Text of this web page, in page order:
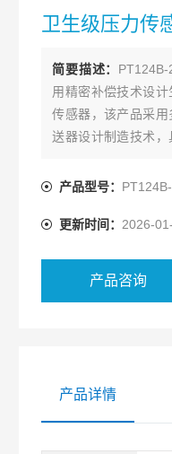
卫生级压力传
简要描述：
用精密补偿技术设
传感器，该产品采
送器设计制造技术
量程覆盖范围宽，
产品型号：
更新时间： 2026-
产品咨询
产品详情